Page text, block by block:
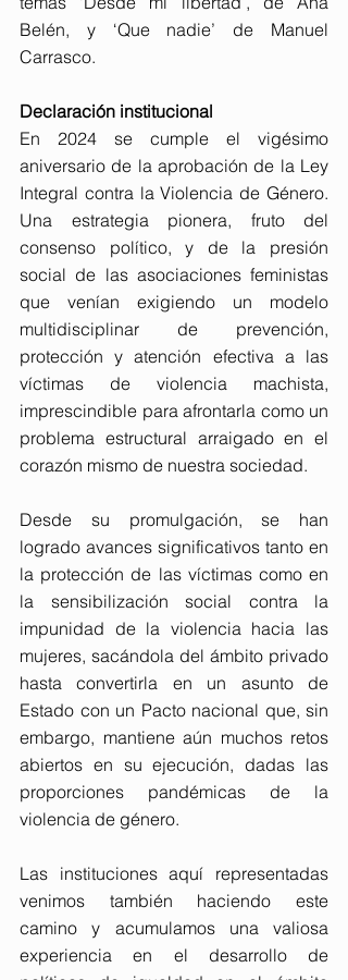
Belén, y ‘Que nadie’ de Manuel
Carrasco.
Declaración institucional
En 2024 se cumple el vigésimo
aniversario de la aprobación de la Ley
Integral contra la Violencia de Género.
Una estrategia pionera, fruto del
consenso político, y de la presión
social de las asociaciones feministas
que venían exigiendo un modelo
multidisciplinar de prevención,
protección y atención efectiva a las
víctimas de violencia machista,
imprescindible para afrontarla como un
problema estructural arraigado en el
corazón mismo de nuestra sociedad.
Desde su promulgación, se han
logrado avances significativos tanto en
la protección de las víctimas como en
la sensibilización social contra la
impunidad de la violencia hacia las
mujeres, sacándola del ámbito privado
hasta convertirla en un asunto de
Estado con un Pacto nacional que, sin
embargo, mantiene aún muchos retos
abiertos en su ejecución, dadas las
proporciones pandémicas de la
violencia de género.
Las instituciones aquí representadas
venimos también haciendo este
camino y acumulamos una valiosa
experiencia en el desarrollo de